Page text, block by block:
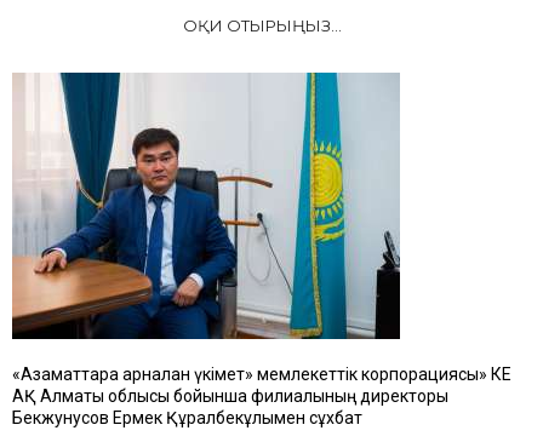
ОҚИ ОТЫРЫҢЫЗ...
«Азаматтарға арналған үкімет» мемлекеттік корпорациясы» КЕ
АҚ Алматы облысы бойынша филиалының директоры
Бекжунусов Ермек Құралбекұлымен сұхбат